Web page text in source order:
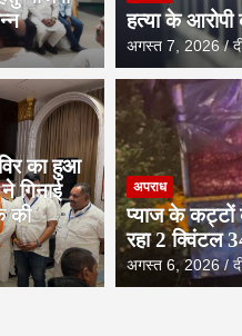
में किया गिरफ्तार
का हुआ
गिनाई
की
हत्या के आरोपी
अगस्त 7, 2026
अपराध
प्याज के कट्टों
रहा 2 क्विंटल
अगस्त 6, 2026